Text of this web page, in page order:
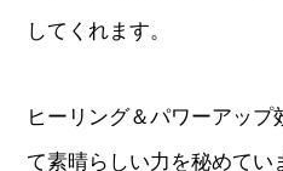
してくれます。
ヒーリング＆パワーアッ
て素晴らしい力を秘めてい